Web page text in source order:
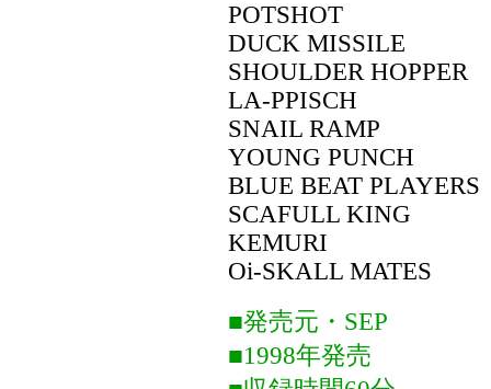
POTSHOT
DUCK MISSILE
SHOULDER HOPPER
LA-PPISCH
SNAIL RAMP
YOUNG PUNCH
BLUE BEAT PLAYERS
SCAFULL KING
KEMURI
Oi-SKALL MATES
■発売元・SEP
■1998年発売